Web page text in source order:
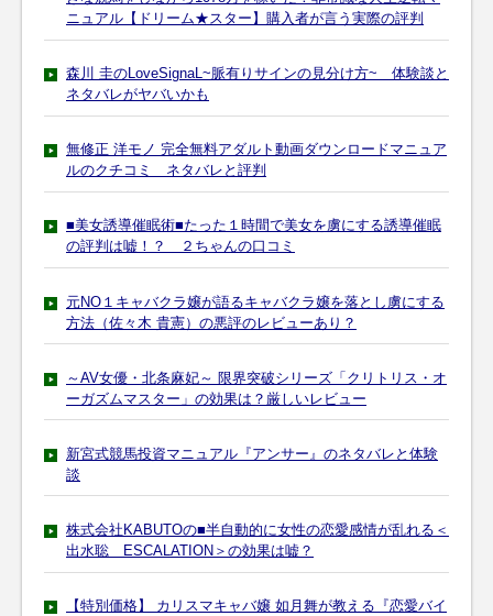
ニュアル【ドリーム★スター】購入者が言う実際の評判
森川 圭のLoveSignaL~脈有りサインの見分け方~ 体験談と
ネタバレがヤバいかも
無修正 洋モノ 完全無料アダルト動画ダウンロードマニュア
ルのクチコミ ネタバレと評判
■美女誘導催眠術■たった１時間で美女を虜にする誘導催眠
の評判は嘘！？ ２ちゃんの口コミ
元NO１キャバクラ嬢が語るキャバクラ嬢を落とし虜にする
方法（佐々木 貴憲）の悪評のレビューあり？
～AV女優・北条麻妃～ 限界突破シリーズ「クリトリス・オ
ーガズムマスター」の効果は？厳しいレビュー
新宮式競馬投資マニュアル『アンサー』のネタバレと体験
談
株式会社KABUTOの■半自動的に女性の恋愛感情が乱れる＜
出水聡 ESCALATION＞の効果は嘘？
【特別価格】 カリスマキャバ嬢 如月舞が教える『恋愛バイ